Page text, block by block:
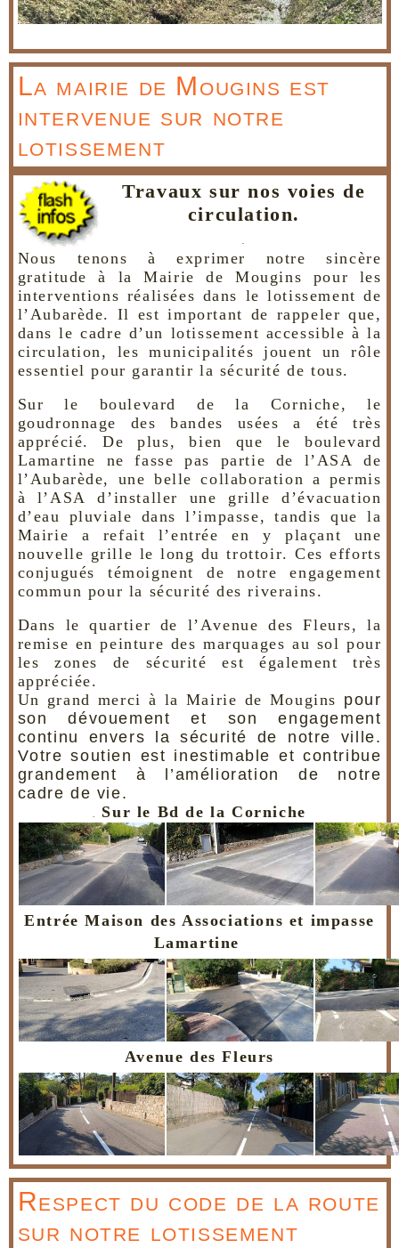
La mairie de Mougins est
intervenue sur notre
lotissement
Travaux sur nos voies de
circulation.
.
Nous tenons à exprimer notre sincère
gratitude à la Mairie de Mougins pour les
interventions réalisées dans le lotissement de
l’Aubarède. Il est important de rappeler que,
dans le cadre d’un lotissement accessible à la
circulation, les municipalités jouent un rôle
essentiel pour garantir la sécurité de tous.
Sur le boulevard de la Corniche, le
goudronnage des bandes usées a été très
apprécié. De plus, bien que le boulevard
Lamartine ne fasse pas partie de l’ASA de
l’Aubarède, une belle collaboration a permis
à l’ASA d’installer une grille d’évacuation
d’eau pluviale dans l’impasse, tandis que la
Mairie a refait l’entrée en y plaçant une
nouvelle grille le long du trottoir. Ces efforts
conjugués témoignent de notre engagement
commun pour la sécurité des riverains.
Dans le quartier de l’Avenue des Fleurs, la
remise en peinture des marquages au sol pour
les zones de sécurité est également très
appréciée.
Un grand merci à la Mairie de Mougins pour
son dévouement et son engagement
continu envers la sécurité de notre ville.
Votre soutien est inestimable et contribue
grandement à l’amélioration de notre
cadre de vie.
. Sur le Bd de la Corniche
Entrée Maison des Associations et impasse
Lamartine
Avenue des Fleurs
Respect du code de la route
sur notre lotissement